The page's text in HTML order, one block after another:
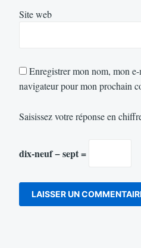
Site web
Enregistrer mon nom, mon
navigateur pour mon prochain
Saisissez votre réponse en
dix-neuf − sept =